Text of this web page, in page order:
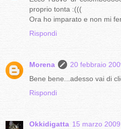
proprio tonta :(((
Ora ho imparato e non mi
Rispondi
Morena
20 febbraio
Bene bene...adesso vai di
Rispondi
Okkidigatta 15 marzo